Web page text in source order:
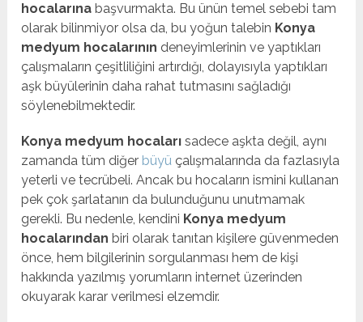
hocalarına başvurmakta. Bu ünün temel sebebi tam
olarak bilinmiyor olsa da, bu yoğun talebin Konya
medyum hocalarının deneyimlerinin ve yaptıkları
çalışmaların çeşitliliğini artırdığı, dolayısıyla yaptıkları
aşk büyülerinin daha rahat tutmasını sağladığı
söylenebilmektedir.
Konya medyum hocalarısadece aşkta değil, aynı
zamanda tüm diğer büyü çalışmalarında da fazlasıyla
yeterli ve tecrübeli. Ancak bu hocaların ismini kullanan
pek çok şarlatanın da bulunduğunu unutmamak
gerekli. Bu nedenle, kendini Konya medyum
hocalarından biri olarak tanıtan kişilere güvenmeden
önce, hem bilgilerinin sorgulanması hem de kişi
hakkında yazılmış yorumların internet üzerinden
okuyarak karar verilmesi elzemdir.